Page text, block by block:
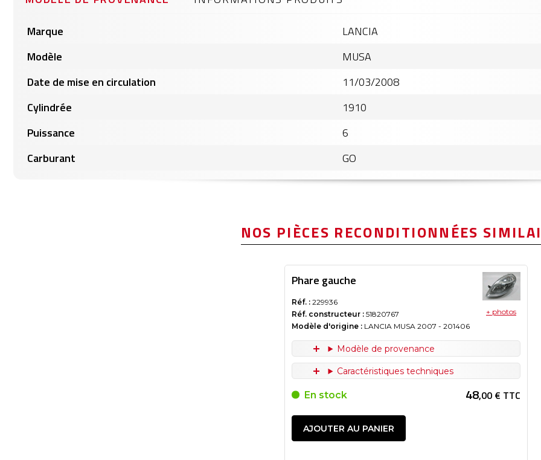
gallery
produits
Marque
LANCIA
Modèle
MUSA
Date de mise en circulation
11/03/2008
Cylindrée
1910
Puissance
6
Carburant
GO
NOS PIÈCES RECONDITIONNÉES
Phare gauche
Réf. : 229936
Réf. constructeur : 51820767
Modèle d'origine : LANCIA MUSA 2007 - 201406
+ photos
Modèle de provenance
Caractéristiques techniques
En stock 48,00 € TTC
AJOUTER AU PANIER